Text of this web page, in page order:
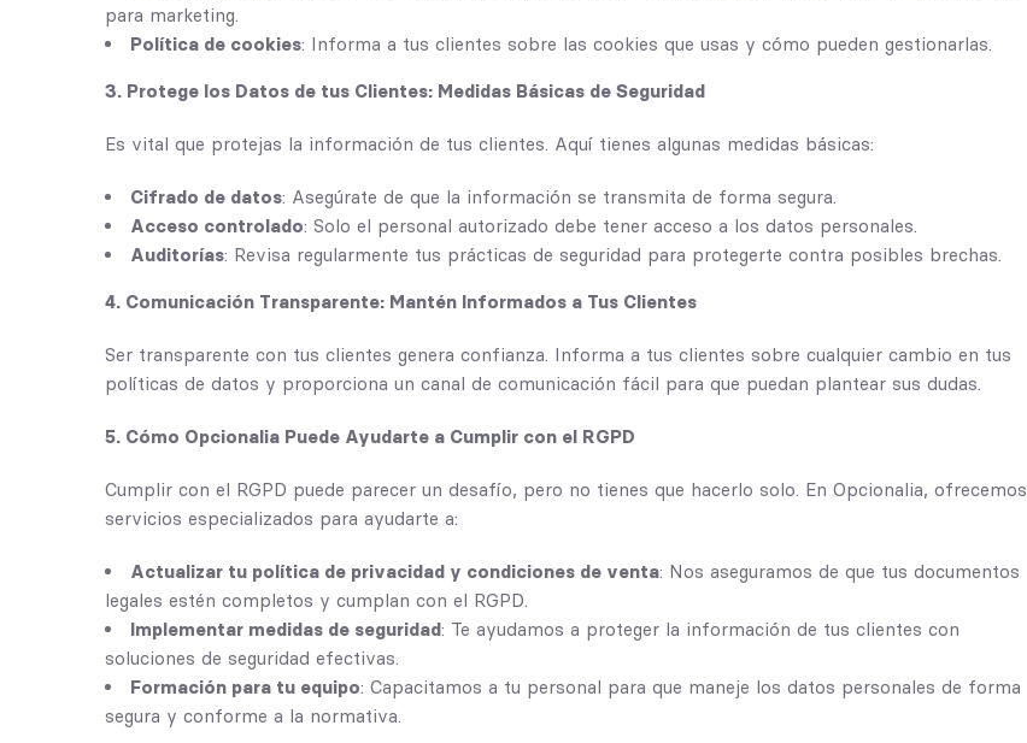
para marketing.
Política de cookies: Informa a tus clientes sobre las cookies que usas y cómo pueden gestionarlas.
3. Protege los Datos de tus Clientes: Medidas Básicas de Seguridad
Es vital que protejas la información de tus clientes. Aquí tienes algunas medidas básicas:
Cifrado de datos: Asegúrate de que la información se transmita de forma segura.
Acceso controlado: Solo el personal autorizado debe tener acceso a los datos personales.
Auditorías: Revisa regularmente tus prácticas de seguridad para protegerte contra posibles brechas.
4. Comunicación Transparente: Mantén Informados a Tus Clientes
Ser transparente con tus clientes genera confianza. Informa a tus clientes sobre cualquier cambio en tus
políticas de datos y proporciona un canal de comunicación fácil para que puedan plantear sus dudas.
5. Cómo Opcionalia Puede Ayudarte a Cumplir con el RGPD
Cumplir con el RGPD puede parecer un desafío, pero no tienes que hacerlo solo. En Opcionalia, ofrecemos
servicios especializados para ayudarte a:
Actualizar tu política de privacidad y condiciones de venta: Nos aseguramos de que tus documentos
legales estén completos y cumplan con el RGPD.
Implementar medidas de seguridad: Te ayudamos a proteger la información de tus clientes con
soluciones de seguridad efectivas.
Formación para tu equipo: Capacitamos a tu personal para que maneje los datos personales de forma
segura y conforme a la normativa.